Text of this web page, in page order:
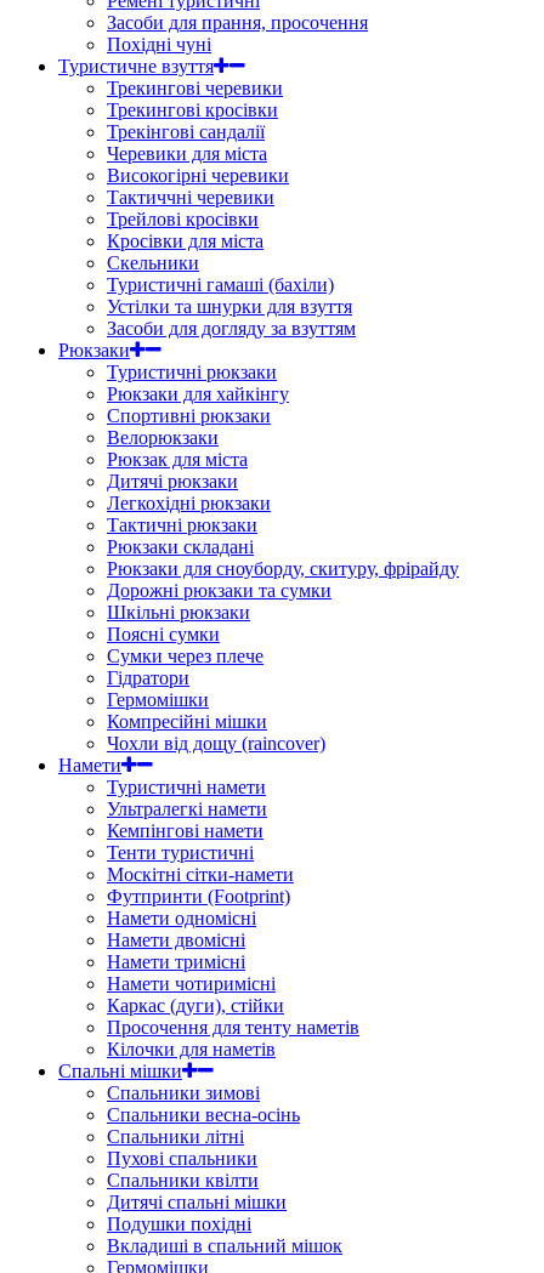
Засоби для прання, просочення
Похідні чуні
Туристичне взуття
Трекингові черевики
Трекингові кросівки
Трекінгові сандалії
Черевики для міста
Високогірні черевики
Тактиччні черевики
Трейлові кросівки
Кросівки для міста
Скельники
Туристичні гамаші (бахіли)
Устілки та шнурки для взуття
Засоби для догляду за взуттям
Рюкзаки
Туристичні рюкзаки
Рюкзаки для хайкінгу
Спортивні рюкзаки
Велорюкзаки
Рюкзак для міста
Дитячі рюкзаки
Легкохідні рюкзаки
Тактичні рюкзаки
Рюкзаки складані
Рюкзаки для сноуборду, скитуру, фрірайду
Дорожні рюкзаки та сумки
Шкільні рюкзаки
Поясні сумки
Сумки через плече
Гідратори
Гермомішки
Компресійні мішки
Чохли від дощу (raincover)
Намети
Туристичні намети
Ультралегкі намети
Кемпінгові намети
Тенти туристичні
Москітні сітки-намети
Футпринти (Footprint)
Намети одномісні
Намети двомісні
Намети тримісні
Намети чотиримісні
Каркас (дуги), стійки
Просочення для тенту наметів
Кілочки для наметів
Спальні мішки
Спальники зимові
Спальники весна-осінь
Спальники літні
Пухові спальники
Спальники квілти
Дитячі спальні мішки
Подушки похідні
Вкладиші в спальний мішок
Гермомішки